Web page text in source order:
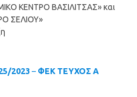
ΚΕΝΤΡΟ ΒΑΣΙΛΙΤΣΑΣ» και
ΣΕΛΙΟΥ»
2023 – ΦΕΚ ΤΕΥΧΟΣ Α